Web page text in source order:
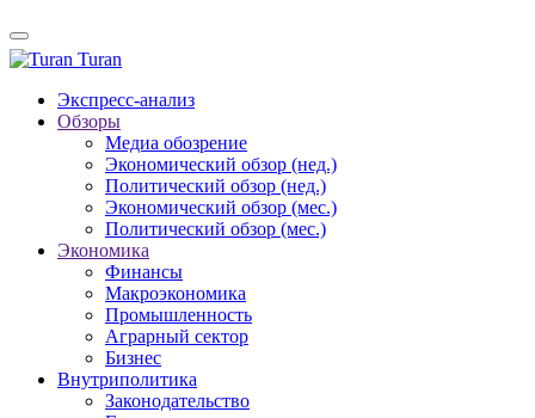
Turan
Экспресс-анализ
Обзоры
Медиа обозрение
Экономический обзор (нед.)
Политический обзор (нед.)
Экономический обзор (мес.)
Политический обзор (мес.)
Экономика
Финансы
Макроэкономика
Промышленность
Аграрный сектор
Бизнес
Внутриполитика
Законодательство